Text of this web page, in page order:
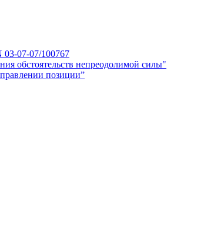
03-07-07/100767
обстоятельств непреодолимой силы"
позиции”